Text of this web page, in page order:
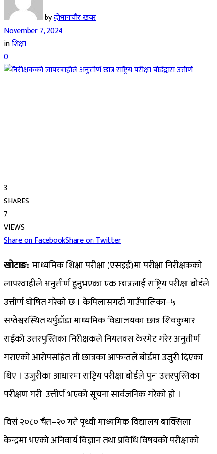
byदोभानचौर खबर
November 7, 2024
inशिक्षा
0
3
SHARES
7
VIEWS
Share on FacebookShare on Twitter
खोटाङ: माध्यमिक शिक्षा परीक्षा (एसइई)मा परीक्षा निरीक्षकको
लापरवाहीले अनुत्तीर्ण हुनुभएका एक छात्रलाई राष्ट्रिय परीक्षा बोर्डले
उत्तीर्ण घोषित गरेको छ । केपिलासगढी गाउँपालिका–५
सप्तेश्वरस्थित थर्पुडाँडा माध्यमिक विद्यालयका छात्र शिवकुमार
राईको उत्तरपुस्तिका निरीक्षकले नियतवस केरमेट गरेर अनुत्तीर्ण
गराएको आरोपसहित ती छात्रका आफन्तले बोर्डमा उजुरी दिएका
थिए । उजुरीका आधारमा राष्ट्रिय परीक्षा बोर्डले पुनः उत्तरपुस्तिका
परीक्षण गरी उत्तीर्ण भएको सूचना सार्वजनिक गरेको हो ।
विसं २०८० चैत–२० गते पृथ्वी माध्यमिक विद्यालय बाक्सिला
केन्द्रमा भएको अनिवार्य विज्ञान तथा प्रविधि विषयको परीक्षाको